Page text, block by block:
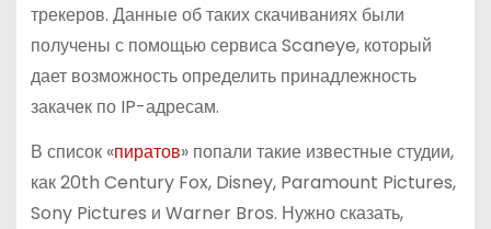
трекеров. Данные об таких скачиваниях были
получены с помощью сервиса Scaneye, который
дает возможность определить принадлежность
закачек по IP-адресам.
В список «пиратов» попали такие известные студии,
как 20th Century Fox, Disney, Paramount Pictures,
Sony Pictures и Warner Bros. Нужно сказать,